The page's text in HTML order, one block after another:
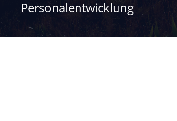
Personalentwicklung